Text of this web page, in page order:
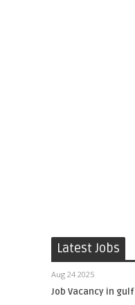
Latest Jobs
Aug 24 2025
Job Vacancy in gulf